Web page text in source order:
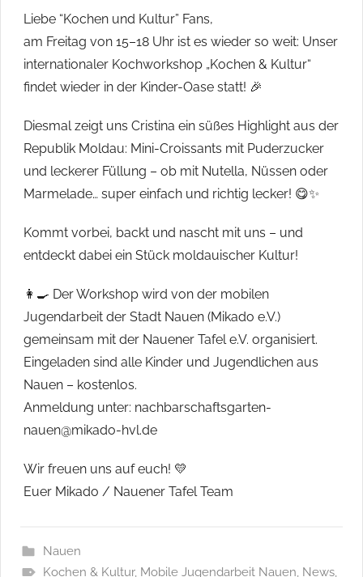
Liebe “Kochen und Kultur” Fans,
am Freitag von 15–18 Uhr ist es wieder so weit: Unser
internationaler Kochworkshop „Kochen & Kultur“
findet wieder in der Kinder-Oase statt! 🎉
Diesmal zeigt uns Cristina ein süßes Highlight aus der
Republik Moldau: Mini-Croissants mit Puderzucker
und leckerer Füllung – ob mit Nutella, Nüssen oder
Marmelade… super einfach und richtig lecker! 😋✨
Kommt vorbei, backt und nascht mit uns – und
entdeckt dabei ein Stück moldauischer Kultur!
👩‍🍳 Der Workshop wird von der mobilen
Jugendarbeit der Stadt Nauen (Mikado e.V.)
gemeinsam mit der Nauener Tafel e.V. organisiert.
Eingeladen sind alle Kinder und Jugendlichen aus
Nauen – kostenlos.
Anmeldung unter: nachbarschaftsgarten-
nauen@mikado-hvl.de
Wir freuen uns auf euch! 💛
Euer Mikado / Nauener Tafel Team
Nauen
Kochen & Kultur, Mobile Jugendarbeit Nauen, News,